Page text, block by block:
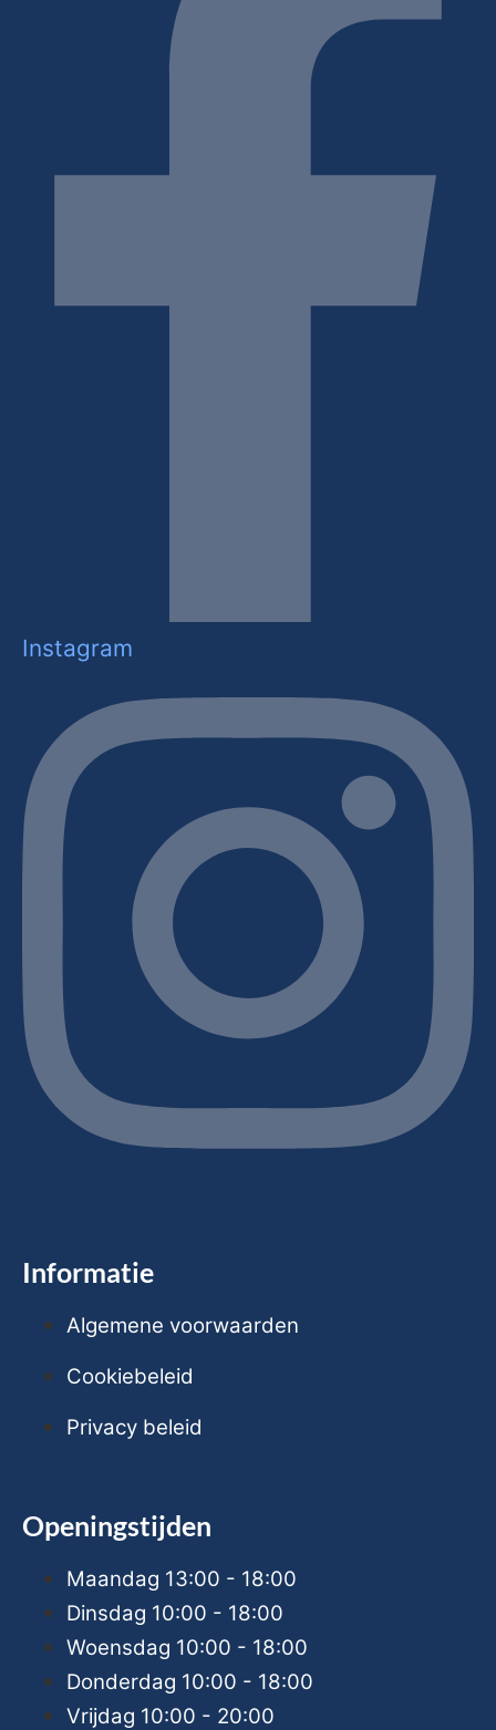
Instagram
Informatie
Algemene voorwaarden
Cookiebeleid
Privacy beleid
Openingstijden
Maandag 13:00 - 18:00
Dinsdag 10:00 - 18:00
Woensdag 10:00 - 18:00
Donderdag 10:00 - 18:00
Vrijdag 10:00 - 20:00